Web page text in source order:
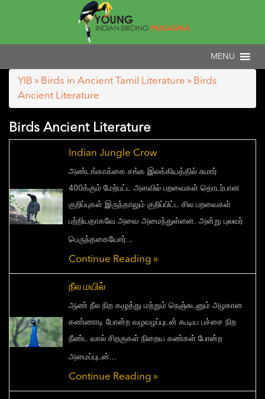
YIB » Birds in Ancient Tamil Literature » Birds
Ancient Literature
Birds Ancient Literature
Indian Jungle Crow
அண்டங்காக்கை சங்க இலக்கியத்தில் சுமார்
400க்கும் மேற்பட்ட அளவில் பறவைகள் தொடர்பான
குறிப்புகள் இருந்தாலும் குறிப்பிட்ட சில பறவைகள்
பற்றியதாகவே அவை அமைந்துள்ளன. அன்று புலவர்
பெருந்தகையோர்...
Continue Reading »
நீல மயில்
ஆண் நீல நிற கழுத்து மற்றும் நெஞ்சுடனும் அழகான
கண்ணாடி போன்ற வழவழப்புடன் கூடிய பச்சை நிற
நீண்ட வால் சிறகுகள் நிறைய கண்கள் போன்ற
அமைப்புடன்...
Continue Reading »